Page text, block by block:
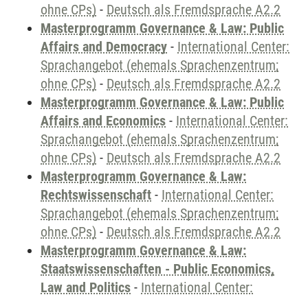
ohne CPs) - Deutsch als Fremdsprache A2.2
Masterprogramm Governance & Law: Public
Affairs and Democracy - International Center:
Sprachangebot (ehemals Sprachenzentrum;
ohne CPs) - Deutsch als Fremdsprache A2.2
Masterprogramm Governance & Law: Public
Affairs and Economics - International Center:
Sprachangebot (ehemals Sprachenzentrum;
ohne CPs) - Deutsch als Fremdsprache A2.2
Masterprogramm Governance & Law:
Rechtswissenschaft - International Center:
Sprachangebot (ehemals Sprachenzentrum;
ohne CPs) - Deutsch als Fremdsprache A2.2
Masterprogramm Governance & Law:
Staatswissenschaften - Public Economics,
Law and Politics - International Center: